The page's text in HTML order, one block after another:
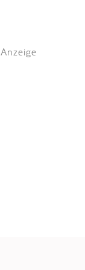
Anzeige